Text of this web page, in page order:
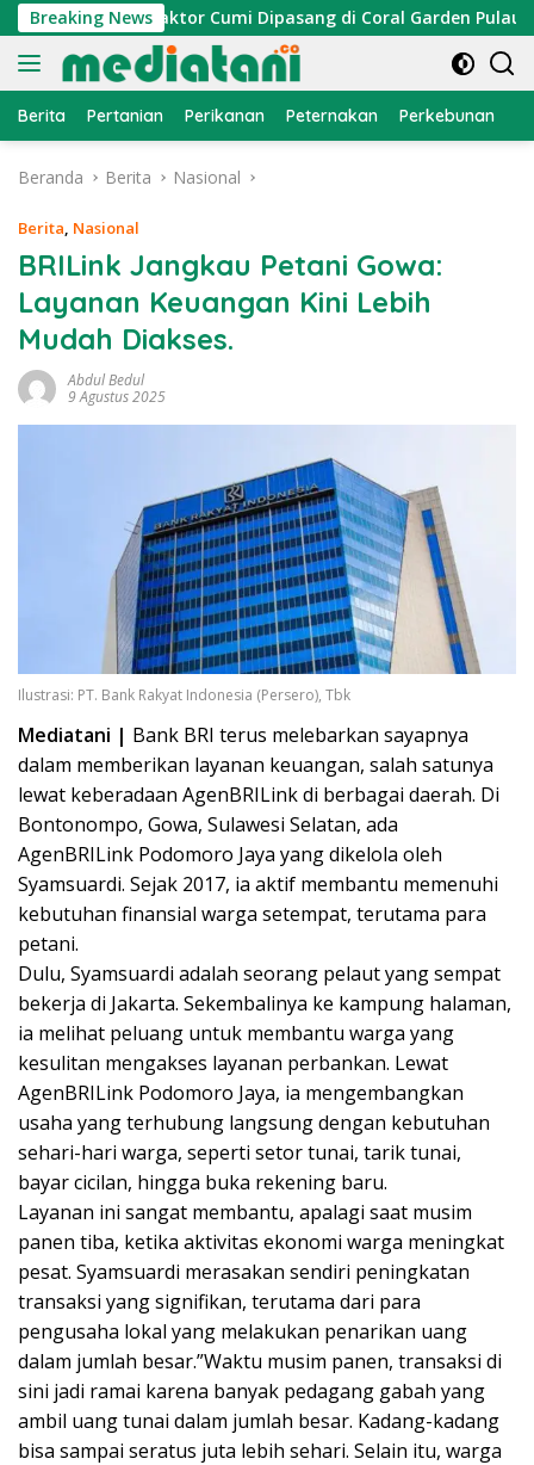
Langsung
ke
konten
Breaking News
Atraktor Cumi Dipasang di Coral Garden Pulau
Berita Pertanian Perikanan Peternakan Perkebunan
Beranda Berita Nasional
Berita, Nasional
BRILink Jangkau Petani Gowa:
Layanan Keuangan Kini Lebih
Mudah Diakses.
Abdul Bedul
9 Agustus 2025
Ilustrasi: PT. Bank Rakyat Indonesia (Persero), Tbk
Mediatani | Bank BRI terus melebarkan sayapnya
dalam memberikan layanan keuangan, salah satunya
lewat keberadaan AgenBRILink di berbagai daerah. Di
Bontonompo, Gowa, Sulawesi Selatan, ada
AgenBRILink Podomoro Jaya yang dikelola oleh
Syamsuardi. Sejak 2017, ia aktif membantu memenuhi
kebutuhan finansial warga setempat, terutama para
petani.
Dulu, Syamsuardi adalah seorang pelaut yang sempat
bekerja di Jakarta. Sekembalinya ke kampung halaman,
ia melihat peluang untuk membantu warga yang
kesulitan mengakses layanan perbankan. Lewat
AgenBRILink Podomoro Jaya, ia mengembangkan
usaha yang terhubung langsung dengan kebutuhan
sehari-hari warga, seperti setor tunai, tarik tunai,
bayar cicilan, hingga buka rekening baru.
Layanan ini sangat membantu, apalagi saat musim
panen tiba, ketika aktivitas ekonomi warga meningkat
pesat. Syamsuardi merasakan sendiri peningkatan
transaksi yang signifikan, terutama dari para
pengusaha lokal yang melakukan penarikan uang
dalam jumlah besar.”Waktu musim panen, transaksi di
sini jadi ramai karena banyak pedagang gabah yang
ambil uang tunai dalam jumlah besar. Kadang-kadang
bisa sampai seratus juta lebih sehari. Selain itu, warga